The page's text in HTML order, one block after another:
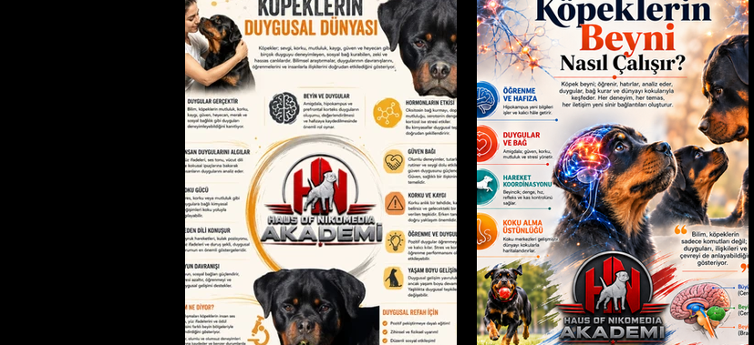
kampanyalar, toplumda önemli farkındalıklar
oluşturabilir. Bunlardan en yaygın olanı hiç
kuşkusuz "Satın Alm
NIKOMEDIA'ya ait Rottweiler'ların özgün
görselleridir. Makale içeriği ile birlikte tüm metin ve
görsellerin fik